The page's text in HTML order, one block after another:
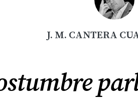
J. M. CANTERA